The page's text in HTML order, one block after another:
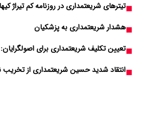
تیترهای شریعتمداری در روزنامه کم‌ تیراژ
هشدار شریعتمداری به پزشکیان
تعیین تکلیف شریعتمداری برای
انتقاد شدید حسین شریعتمداری از تخریب